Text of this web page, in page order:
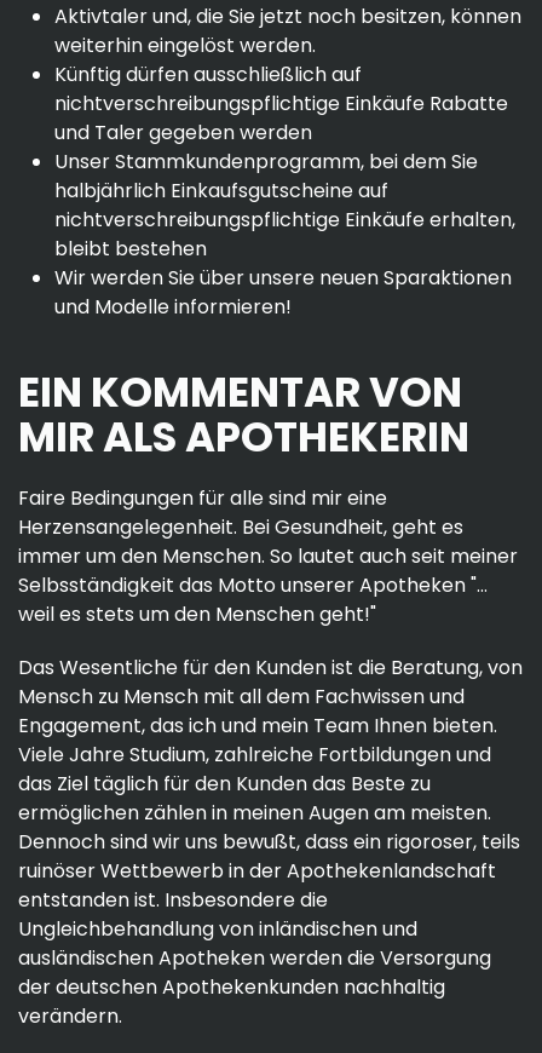
Aktivtaler und, die Sie jetzt noch besitzen, können
weiterhin eingelöst werden.
Künftig dürfen ausschließlich auf
nichtverschreibungspflichtige Einkäufe Rabatte
und Taler gegeben werden
Unser Stammkundenprogramm, bei dem Sie
halbjährlich Einkaufsgutscheine auf
nichtverschreibungspflichtige Einkäufe erhalten,
bleibt bestehen
Wir werden Sie über unsere neuen Sparaktionen
und Modelle informieren!
EIN KOMMENTAR VON
MIR ALS APOTHEKERIN
Faire Bedingungen für alle sind mir eine
Herzensangelegenheit. Bei Gesundheit, geht es
immer um den Menschen. So lautet auch seit meiner
Selbsständigkeit das Motto unserer Apotheken "...
weil es stets um den Menschen geht!"
Das Wesentliche für den Kunden ist die Beratung, von
Mensch zu Mensch mit all dem Fachwissen und
Engagement, das ich und mein Team Ihnen bieten.
Viele Jahre Studium, zahlreiche Fortbildungen und
das Ziel täglich für den Kunden das Beste zu
ermöglichen zählen in meinen Augen am meisten.
Dennoch sind wir uns bewußt, dass ein rigoroser, teils
ruinöser Wettbewerb in der Apothekenlandschaft
entstanden ist. Insbesondere die
Ungleichbehandlung von inländischen und
ausländischen Apotheken werden die Versorgung
der deutschen Apothekenkunden nachhaltig
verändern.